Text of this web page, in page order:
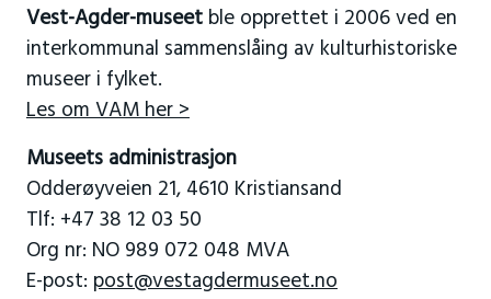
Vest-Agder-museetble opprettet i 2006 ved en
interkommunal sammenslåing av kulturhistoriske
museer i fylket.
Les om VAM her >
Museets administrasjon
Odderøyveien 21, 4610 Kristiansand
Tlf: +47 38 12 03 50
Org nr: NO 989 072 048 MVA
E-post: post@vestagdermuseet.no